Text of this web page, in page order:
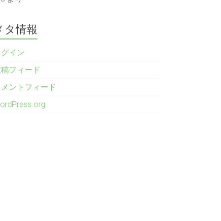
タ情報
イン
フィード
ントフィード